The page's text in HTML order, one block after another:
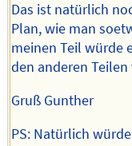
Das ist natürlich
Plan, wie man
meinen Teil würde
den anderen
Gruß Gunther
PS: Natürlich